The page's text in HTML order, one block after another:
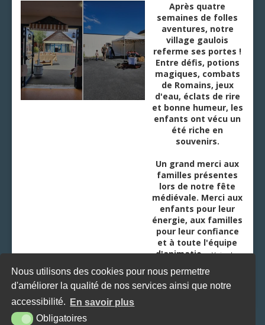
Nous utilisons des cookies pour nous permettre
d'améliorer la qualité de nos services ainsi que notre
accessibilité.
En savoir plus
Obligatoires
Après quatre
semaines de folles
aventures, notre
village gaulois
referme ses portes !
Entre défis, potions
magiques, combats
de Romains, jeux
d'eau, éclats de rire
et bonne humeur, les
enfants ont vécu un
été riche en
souvenirs.
Un grand merci aux
familles présentes
lors de notre fête
médiévale. Merci aux
enfants pour leur
énergie, aux familles
pour leur confiance
et à toute l'équipe
d'animatio ...Voir plus